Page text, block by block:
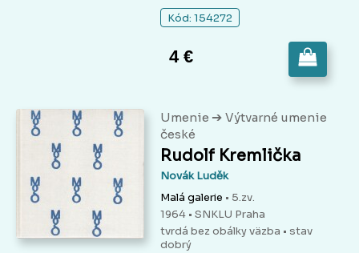
Kód: 154272
4 €
Umenie ➔ Výtvarné umenie
české
Rudolf Kremlička
Novák Luděk
Malá galerie • 5.zv.
1964 • SNKLU Praha
tvrdá bez obálky väzba • stav
dobrý